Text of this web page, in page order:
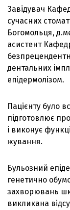
Завідувач
сучасних
Богомольця,
асистент
дентальних
епідермолізом.
Пацієнту було
підготовлює
і виконує
жування.
Бульозний
генетично
захворювань
викликана